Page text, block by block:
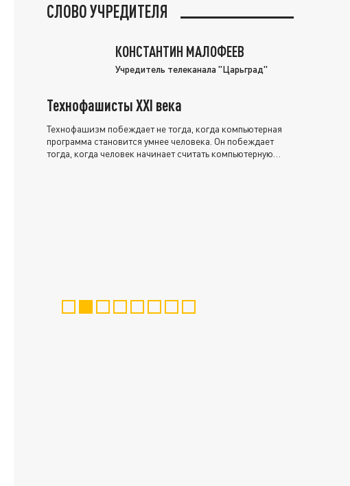
СЛОВО УЧРЕДИТЕЛЯ
КОНСТАНТИН МАЛОФЕЕВ
Учредитель телеканала "Царьград"
Технофашисты XXI века
Технофашизм побеждает не тогда, когда компьютерная
программа становится умнее человека. Он побеждает
тогда, когда человек начинает считать компьютерную